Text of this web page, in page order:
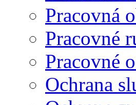
Pracovná
Pracovné
Pracovné
Ochrana